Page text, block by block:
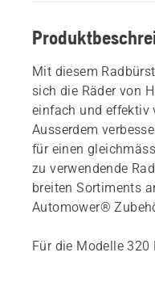
Mit diesem
sich die Räder von
einfach und effektiv
Ausserdem
für einen
zu verwendende
breiten Sortiments
Automower®
Für die Modelle 320